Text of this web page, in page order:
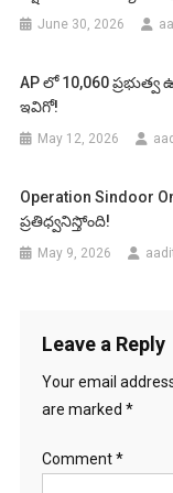
June 30, 2026
AP లో 10,060
ఇవిగో!
May 12, 2026
Operation Sindoor
ప్రతిధ్వనిస్తోంది!
May 9, 2026
Leave a Reply
Your email
are marked *
Comment*